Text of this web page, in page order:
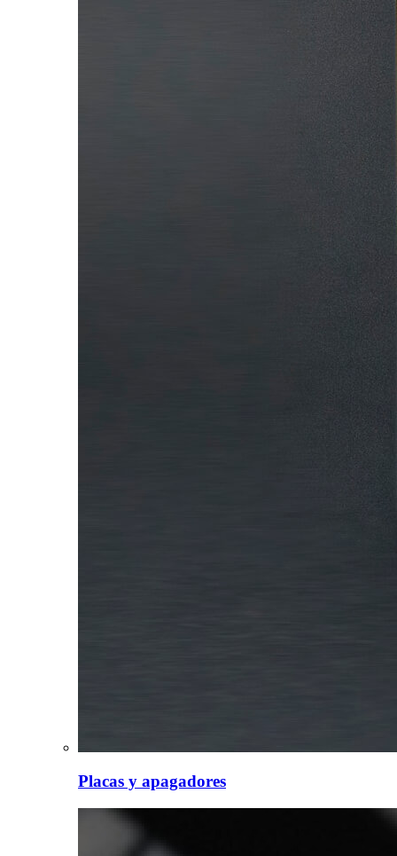
Placas y apagadores